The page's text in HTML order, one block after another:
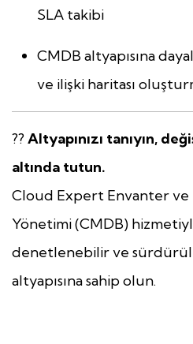
SLA takibi
CMDB altyapısına
ve ilişki haritası
?? Altyapınızı tanıyın,
altında tutun.
Cloud Expert Envanter ve
Yönetimi (CMDB)
denetlenebilir ve
altyapısına sahip olun.